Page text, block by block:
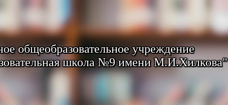
общеобразовательное учреждение
школа №9 имени М.И.Хилкова"